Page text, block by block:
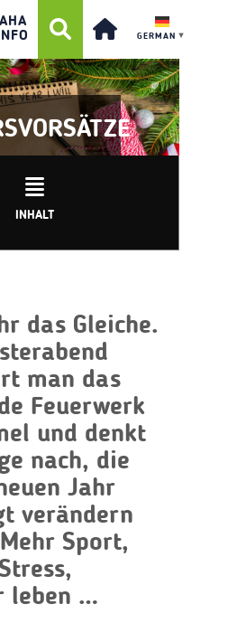
AHA
GERMAN ▼
INHALT
das Gleiche.
man das
Feuerwerk
und denkt
nach, die
Jahr
verändern
Sport,
leben …